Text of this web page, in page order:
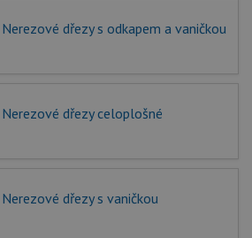
Nerezové dřezy s odkapem a vaničkou
Nerezové dřezy celoplošné
Nerezové dřezy s vaničkou